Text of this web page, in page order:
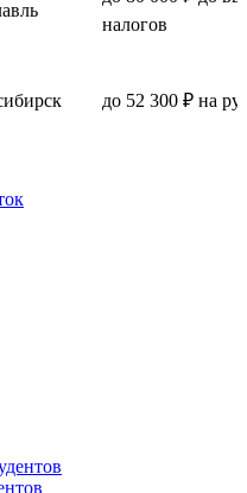
налогов
до 52 300 ₽ на